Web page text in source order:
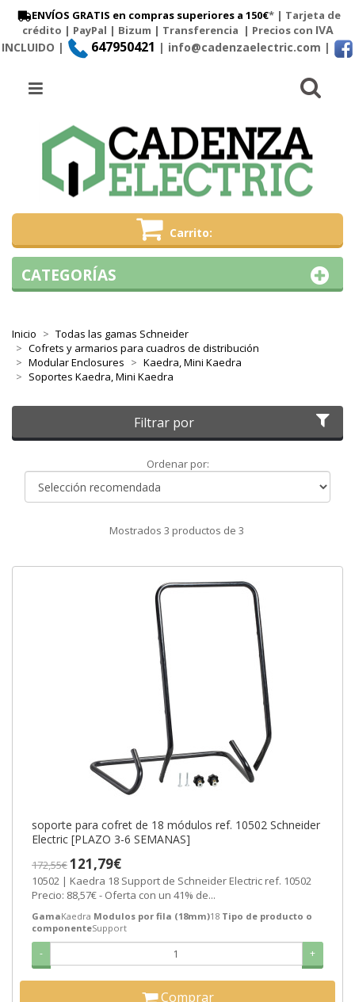
ENVÍOS GRATIS en compras superiores a 150€* | Tarjeta de
crédito | PayPal | Bizum | Transferencia | Precios con IVA
INCLUIDO |
647950421 | info@cadenzaelectric.com |
Carrito
Menú
Inicio
Todas las gamas Schneider
Cofrets y armarios para cuadros de distribución
Modular Enclosures
Kaedra, Mini Kaedra
Soportes Kaedra, Mini Kaedra
Filtrar por
Ordenar por:Ordenar
Mostrados 3 productos de 3
soporte para cofret de 18 módulos ref. 10502 Schneider
Electric [PLAZO 3-6 SEMANAS]
172,55€121,79€
10502 | Kaedra 18 Support de Schneider Electric ref. 10502
Precio: 88,57€ - Oferta con un 41% de...
GamaKaedra Modulos por fila (18mm)18 Tipo de producto o
componenteSupport
- +
Comprar
CATEGORÍAS